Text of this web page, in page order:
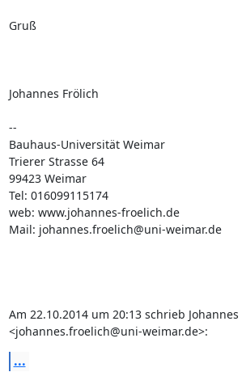
Gruß
Johannes Frölich
--
Bauhaus-Universität Weimar
Trierer Strasse 64
99423 Weimar
Tel: 016099115174
web: www.johannes-froelich.de
Mail: johannes.froelich@uni-weimar.de
Am 22.10.2014 um 20:13 schrieb Johannes
<johannes.froelich@uni-weimar.de>:
...